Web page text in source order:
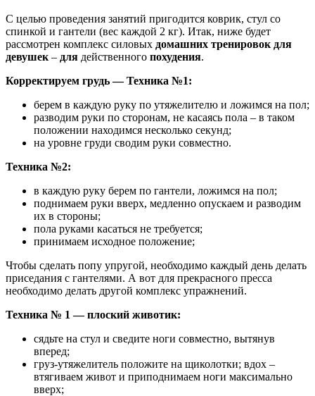
С целью проведения занятий пригодится коврик, стул со
спинкой и гантели (вес каждой 2 кг). Итак, ниже будет
рассмотрен комплекс силовых домашних тренировок для
девушек – для действенного похудения.
Корректируем грудь — Техника №1:
берем в каждую руку по утяжелителю и ложимся на пол;
разводим руки по сторонам, не касаясь пола – в таком
положении находимся несколько секунд;
на уровне груди сводим руки совместно.
Техника №2:
в каждую руку берем по гантели, ложимся на пол;
поднимаем руки вверх, медленно опускаем и разводим
их в стороны;
пола руками касаться не требуется;
принимаем исходное положение;
Чтобы сделать попу упругой, необходимо каждый день делать
приседания с гантелями. А вот для прекрасного пресса
необходимо делать другой комплекс упражнений.
Техника № 1 — плоский животик:
сядьте на стул и сведите ноги совместно, вытянув
вперед;
груз-утяжелитель положите на щиколотки; вдох –
втягиваем живот и приподнимаем ноги максимально
вверх;